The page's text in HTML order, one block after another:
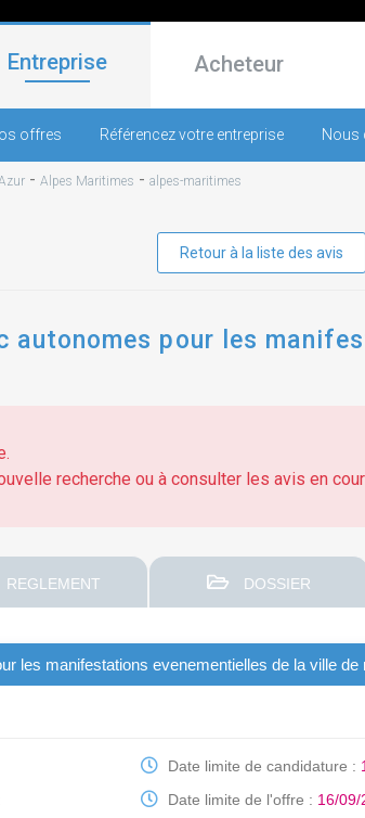
Entreprise Acheteur
offres Référencez votre entreprise Nous
- Alpes Maritimes - alpes-maritimes
Retour à la liste des avis
autonomes pour les
recherche ou à consulter les avis en
REGLEMENT DOSSIER
les manifestations evenementielles de la ville de
Date limite de candidature :
Date limite de l'offre : 16/09/